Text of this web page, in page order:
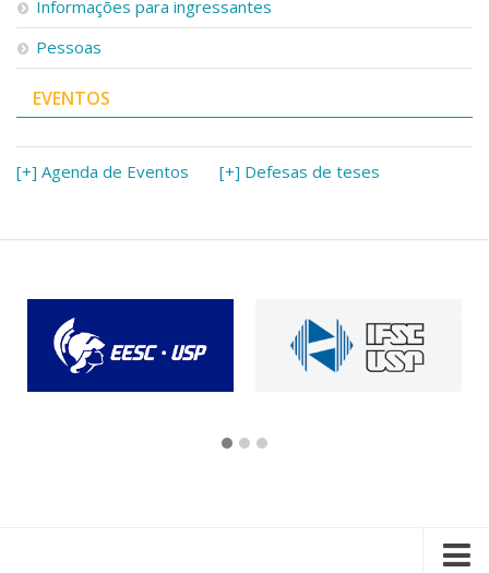
Informações para ingressantes
Pessoas
EVENTOS
[+] Agenda de Eventos [+] Defesas de teses